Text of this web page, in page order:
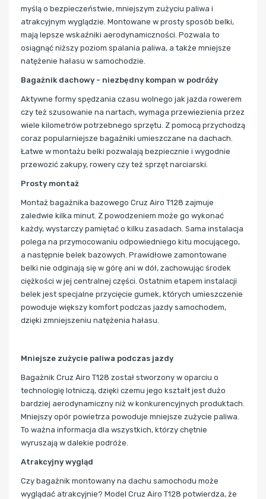
myślą o bezpieczeństwie, mniejszym zużyciu paliwa i
atrakcyjnym wyglądzie. Montowane w prosty sposób belki,
mają lepsze wskaźniki aerodynamiczności. Pozwala to
osiągnąć niższy poziom spalania paliwa, a także mniejsze
natężenie hałasu w samochodzie.
Bagażnik dachowy - niezbędny kompan w podróży
Aktywne formy spędzania czasu wolnego jak jazda rowerem
czy też szusowanie na nartach, wymaga przewiezienia przez
wiele kilometrów potrzebnego sprzętu. Z pomocą przychodzą
coraz popularniejsze bagażniki umieszczane na dachach.
Łatwe w montażu belki pozwalają bezpiecznie i wygodnie
przewozić zakupy, rowery czy też sprzęt narciarski.
Prosty montaż
Montaż bagażnika bazowego Cruz Airo T128 zajmuje
zaledwie kilka minut. Z powodzeniem może go wykonać
każdy, wystarczy pamiętać o kilku zasadach. Sama instalacja
polega na przymocowaniu odpowiedniego kitu mocującego,
a następnie belek bazowych. Prawidłowe zamontowane
belki nie odginają się w górę ani w dół, zachowując środek
ciężkości w jej centralnej części. Ostatnim etapem instalacji
belek jest specjalne przycięcie gumek, których umieszczenie
powoduje większy komfort podczas jazdy samochodem,
dzięki zmniejszeniu natężenia hałasu.
Mniejsze zużycie paliwa podczas jazdy
Bagażnik Cruz Airo T128 został stworzony w oparciu o
technologię lotniczą, dzięki czemu jego kształt jest dużo
bardziej aerodynamiczny niż w konkurencyjnych produktach.
Mniejszy opór powietrza powoduje mniejsze zużycie paliwa.
To ważna informacja dla wszystkich, którzy chętnie
wyruszają w dalekie podróże.
Atrakcyjny wygląd
Czy bagażnik montowany na dachu samochodu może
wyglądać atrakcyjnie? Model Cruz Airo T128 potwierdza, że